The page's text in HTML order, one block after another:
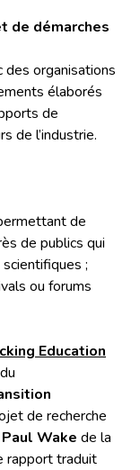
de démarches
organisations
élaborés
de
de l’industrie.
de
de publics qui
;
ou forums
Education
de recherche
Wake de la
rapport traduit